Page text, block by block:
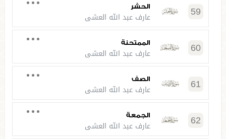
59 الحشر
عارف عبد الله العشي
60 الممتحنة
عارف عبد الله العشي
61 الصف
عارف عبد الله العشي
62 الجمعة
عارف عبد الله العشي